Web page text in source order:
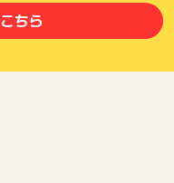
ちら